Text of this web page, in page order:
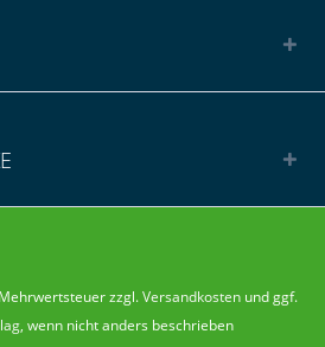
zzgl.Versandkostenund ggf.
, wenn nicht anders beschrieben